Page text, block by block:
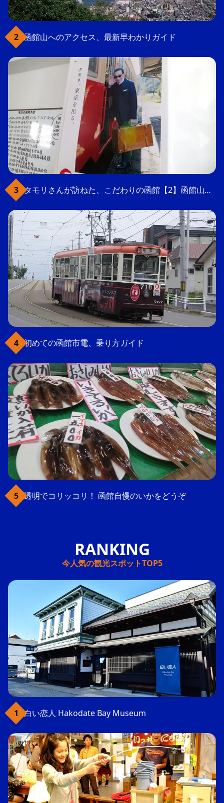
函館山へのアクセス、最新早わかりガイド
タモリさんが訪ねた、こだわりの函館【2】函館山の軍事要塞跡
初めての函館市電、乗り方ガイド
透明でコリッコリ！ 函館自慢のいかをどうぞ
今人気の観光スポットTOP5
白い恋人 Hakodate Bay Museum